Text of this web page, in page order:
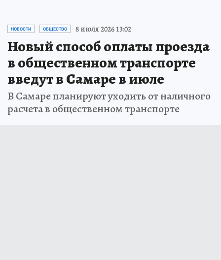
НОВОСТИ ОБЩЕСТВО 8 июля 2026 13:02
Новый способ оплаты проезда
в общественном транспорте
введут в Самаре в июле
В Самаре планируют уходить от наличного
расчета в общественном транспорте